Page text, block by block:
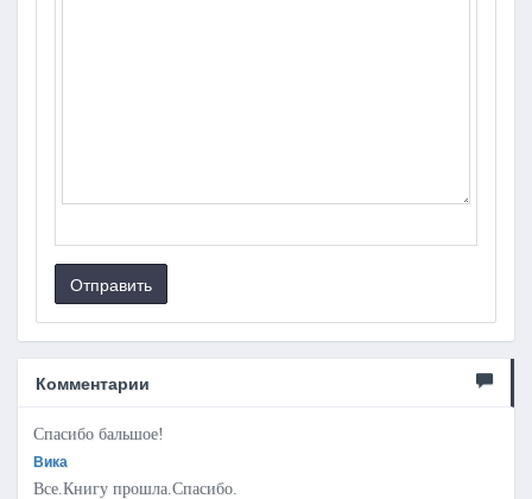
Отправить
Комментарии
Спасибо бальшое!
Вика
Все.Книгу прошла.Спасибо.